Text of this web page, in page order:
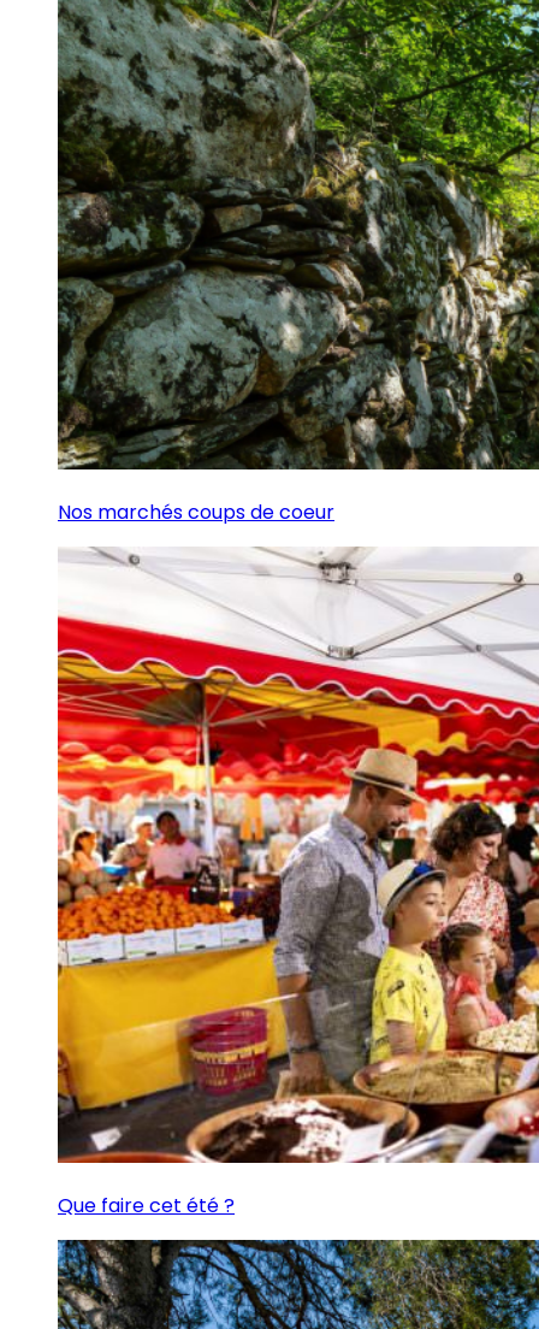
Nos marchés coups de coeur
Que faire cet été ?